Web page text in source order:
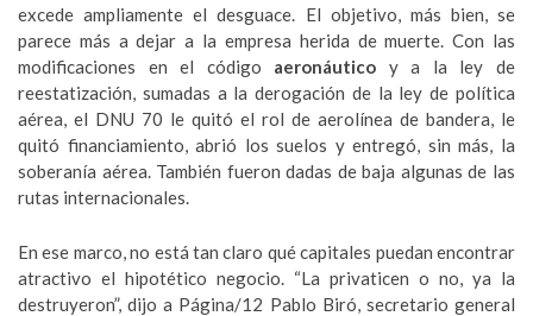
excede ampliamente el desguace. El objetivo, más bien, se
parece más a dejar a la empresa herida de muerte. Con las
modificaciones en el código aeronáutico y a la ley de
reestatización, sumadas a la derogación de la ley de política
aérea, el DNU 70 le quitó el rol de aerolínea de bandera, le
quitó financiamiento, abrió los suelos y entregó, sin más, la
soberanía aérea. También fueron dadas de baja algunas de las
rutas internacionales.
En ese marco, no está tan claro qué capitales puedan encontrar
atractivo el hipotético negocio. “La privaticen o no, ya la
destruyeron”, dijo a Página/12 Pablo Biró, secretario general